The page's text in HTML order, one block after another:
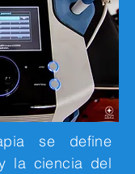
se define
la ciencia del